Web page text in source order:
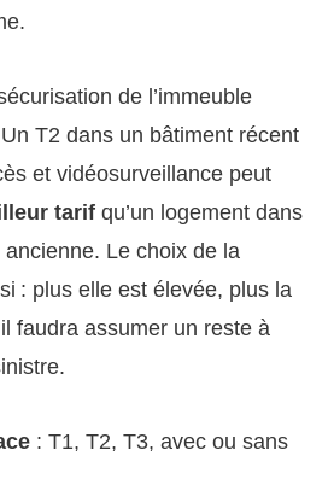
de l’immeuble
T2 dans un bâtiment récent
et vidéosurveillance peut
tarif qu’un logement dans
Le choix de la
: plus elle est élevée, plus la
faudra assumer un reste à
: T1, T2, T3, avec ou sans